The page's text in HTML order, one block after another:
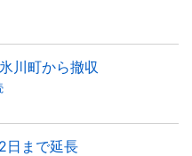
川町から撤収
日まで延長